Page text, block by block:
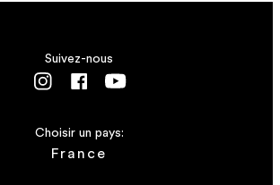
Choisir un pays:
France
Suivez-nous